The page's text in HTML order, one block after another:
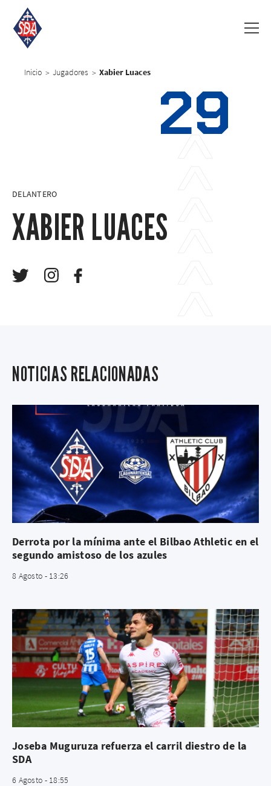
Inicio > Jugadores > Xabier Luaces
29
DELANTERO
XABIER LUACES
NOTICIAS RELACIONADAS
Derrota por la mínima ante el Bilbao Athletic en el
segundo amistoso de los azules
8 Agosto - 13:26
Joseba Muguruza refuerza el carril diestro de la
SDA
6 Agosto - 18:55